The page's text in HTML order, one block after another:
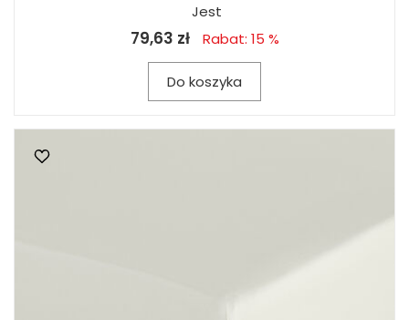
Jest
79,63 zł Rabat: 15 %
Do koszyka